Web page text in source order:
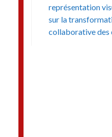
représentation
sur la
collaborative des